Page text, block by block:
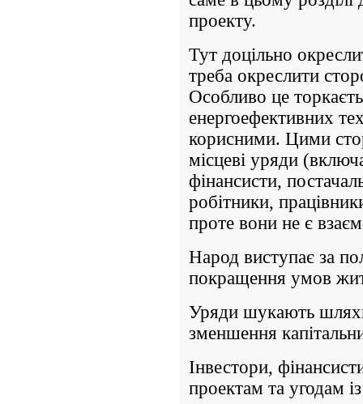
проекту.
Тут доцільно
треба окреслити
Особливо це
енергоефективних
корисними. Цими
місцеві уряди
фінансисти,
робітники,
проте вони не є
Народ виступає за
покращення умов
Уряди шукають
зменшення
Інвестори,
проектам та угодам